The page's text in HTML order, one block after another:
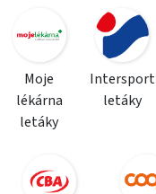
Moje
lékárna
letáky
Intersport
letáky